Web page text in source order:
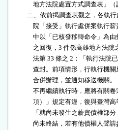
地方法院處置方式調查表」
二、依前揭調查表觀之，各
院「接受」執行處併案執
中以「已核發移轉命令」
之回復，3 件係高雄地方
法第 33 條之 2：「執行
查封。前項情形，行執
合併辦理，並通知移送機
不再繼續執行時，應將
項）」規定有違，復與臺
「就尚未發生之薪資債
尚未終結，若有他債權